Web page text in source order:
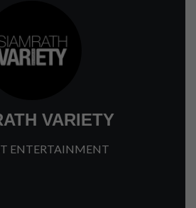
VARIETY
ENTERTAINMENT